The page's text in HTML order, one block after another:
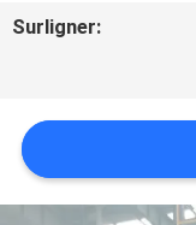
NOUVELLES
PLAN
Surligner: